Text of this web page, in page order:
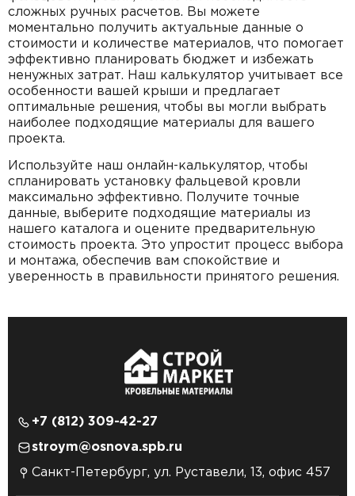
сложных ручных расчетов. Вы можете
моментально получить актуальные данные о
стоимости и количестве материалов, что помогает
эффективно планировать бюджет и избежать
ненужных затрат. Наш калькулятор учитывает все
особенности вашей крыши и предлагает
оптимальные решения, чтобы вы могли выбрать
наиболее подходящие материалы для вашего
проекта.
Используйте наш онлайн-калькулятор, чтобы
спланировать установку фальцевой кровли
максимально эффективно. Получите точные
данные, выберите подходящие материалы из
нашего каталога и оцените предварительную
стоимость проекта. Это упростит процесс выбора
и монтажа, обеспечив вам спокойствие и
уверенность в правильности принятого решения.
+7 (812) 309-42-27
stroym@osnova.spb.ru
Санкт-Петербург, ул. Руставели, 13, офис 457